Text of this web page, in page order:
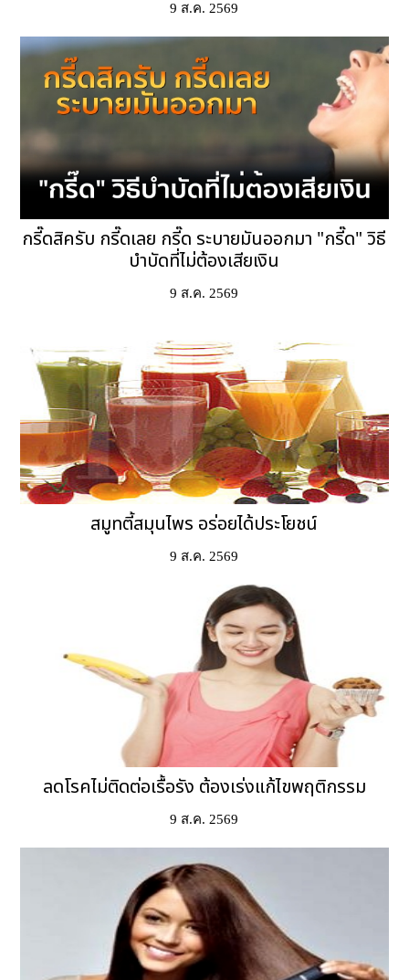
9 ส.ค. 2569
กรี๊ดสิครับ กรี๊ดเลย กรี๊ด ระบายมันออกมา "กรี๊ด" วิธี
บำบัดที่ไม่ต้องเสียเงิน
9 ส.ค. 2569
สมูทตี้สมุนไพร อร่อยได้ประโยชน์
9 ส.ค. 2569
ลดโรคไม่ติดต่อเรื้อรัง ต้องเร่งแก้ไขพฤติกรรม
9 ส.ค. 2569